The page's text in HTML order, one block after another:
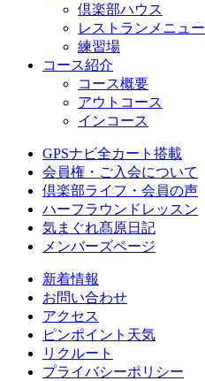
倶楽部ハウス
レストランメニュー
練習場
コース紹介
コース概要
アウトコース
インコース
GPSナビ全カート搭載
会員権・ご入会について
倶楽部ライフ・会員の声
ハーフラウンドレッスン
気まぐれ髙原日記
メンバーズページ
新着情報
お問い合わせ
アクセス
ピンポイント天気
リクルート
プライバシーポリシー